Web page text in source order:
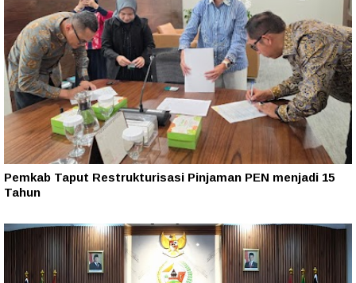
Pemkab Taput Restrukturisasi Pinjaman PEN menjadi 15
Tahun‎